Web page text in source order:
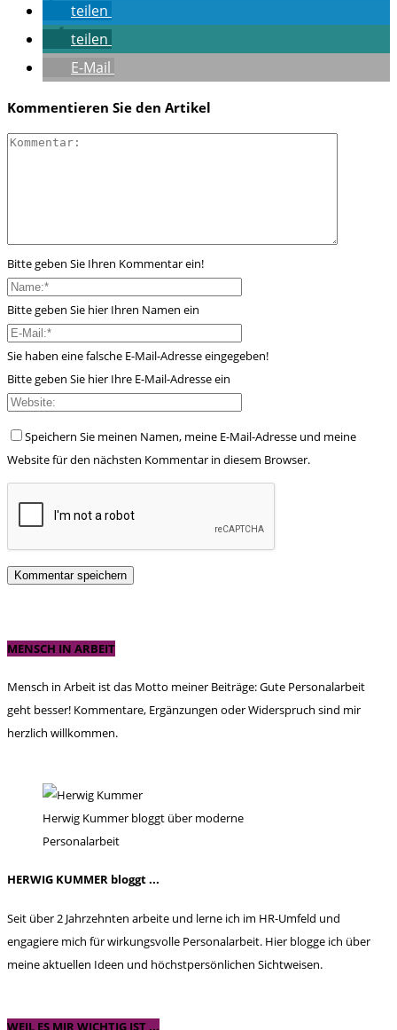
teilen
teilen
E-Mail
Kommentieren Sie den Artikel
Bitte geben Sie Ihren Kommentar ein!
Bitte geben Sie hier Ihren Namen ein
Sie haben eine falsche E-Mail-Adresse eingegeben!
Bitte geben Sie hier Ihre E-Mail-Adresse ein
Speichern Sie meinen Namen, meine E-Mail-Adresse und meine
Website für den nächsten Kommentar in diesem Browser.
MENSCH IN ARBEIT
Mensch in Arbeit ist das Motto meiner Beiträge: Gute Personalarbeit
geht besser! Kommentare, Ergänzungen oder Widerspruch sind mir
herzlich willkommen.
Herwig Kummer bloggt über moderne
Personalarbeit
HERWIG KUMMER bloggt ...
Seit über 2 Jahrzehnten arbeite und lerne ich im HR-Umfeld und
engagiere mich für wirkungsvolle Personalarbeit. Hier blogge ich über
meine aktuellen Ideen und höchstpersönlichen Sichtweisen.
WEIL ES MIR WICHTIG IST ...